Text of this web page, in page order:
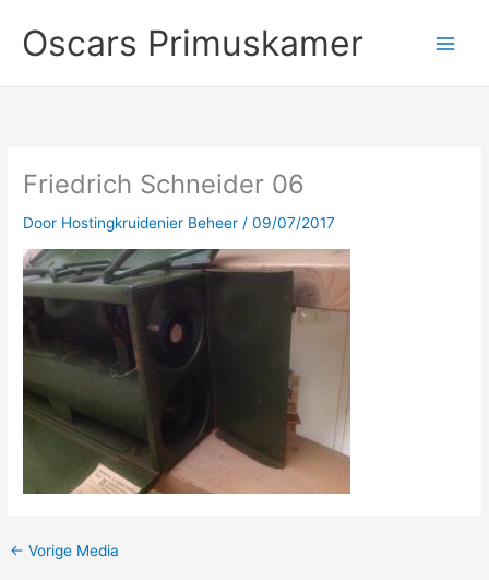
naar
inhoud
Oscars Primuskamer
Friedrich Schneider 06
Door Hostingkruidenier Beheer /09/07/2017
← Vorige Media